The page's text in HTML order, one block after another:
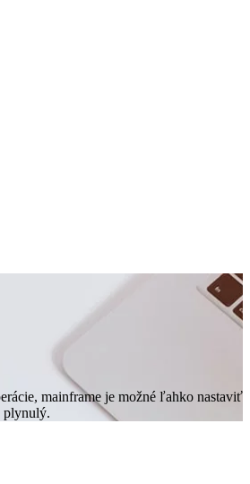
mainframe je možné ľahko nastaviť
plynulý.